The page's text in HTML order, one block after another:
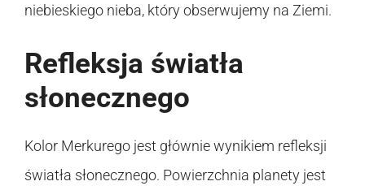
niebieskiego nieba, który obserwujemy na Ziemi.
Refleksja światła
słonecznego
Kolor Merkurego jest głównie wynikiem refleksji
światła słonecznego. Powierzchnia planety jest